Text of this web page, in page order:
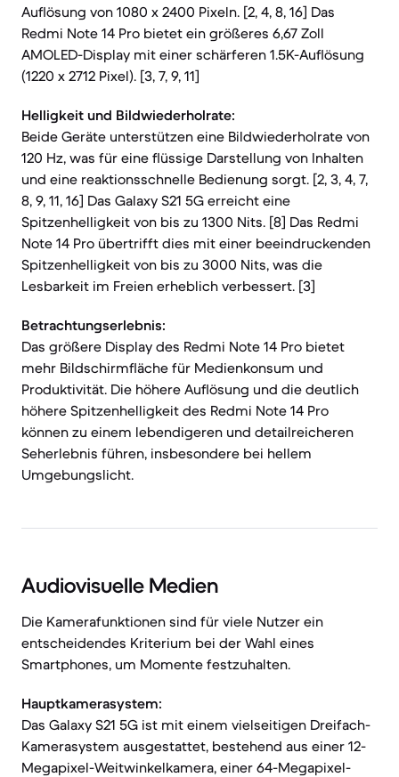
Auflösung von 1080 x 2400 Pixeln. [2, 4, 8, 16] Das
Redmi Note 14 Pro bietet ein größeres 6,67 Zoll
AMOLED-Display mit einer schärferen 1.5K-Auflösung
(1220 x 2712 Pixel). [3, 7, 9, 11]
Helligkeit und Bildwiederholrate:
Beide Geräte unterstützen eine Bildwiederholrate von
120 Hz, was für eine flüssige Darstellung von Inhalten
und eine reaktionsschnelle Bedienung sorgt. [2, 3, 4, 7,
8, 9, 11, 16] Das Galaxy S21 5G erreicht eine
Spitzenhelligkeit von bis zu 1300 Nits. [8] Das Redmi
Note 14 Pro übertrifft dies mit einer beeindruckenden
Spitzenhelligkeit von bis zu 3000 Nits, was die
Lesbarkeit im Freien erheblich verbessert. [3]
Betrachtungserlebnis:
Das größere Display des Redmi Note 14 Pro bietet
mehr Bildschirmfläche für Medienkonsum und
Produktivität. Die höhere Auflösung und die deutlich
höhere Spitzenhelligkeit des Redmi Note 14 Pro
können zu einem lebendigeren und detailreicheren
Seherlebnis führen, insbesondere bei hellem
Umgebungslicht.
Audiovisuelle Medien
Die Kamerafunktionen sind für viele Nutzer ein
entscheidendes Kriterium bei der Wahl eines
Smartphones, um Momente festzuhalten.
Hauptkamerasystem:
Das Galaxy S21 5G ist mit einem vielseitigen Dreifach-
Kamerasystem ausgestattet, bestehend aus einer 12-
Megapixel-Weitwinkelkamera, einer 64-Megapixel-